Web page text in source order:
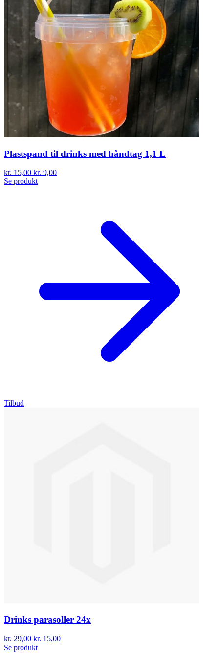
Plastspand til drinks med håndtag 1,1 L
kr. 15,00 kr. 9,00
Se produkt
Tilbud
Drinks parasoller 24x
kr. 29,00 kr. 15,00
Se produkt